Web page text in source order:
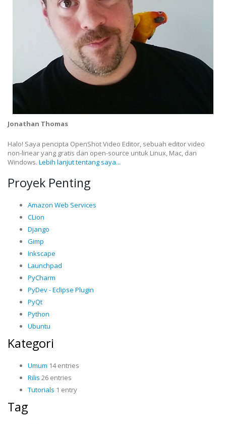
Jonathan Thomas
Halo! Saya pencipta OpenShot Video Editor, sebuah editor video
non-linear yang gratis dan open-source untuk Linux, Mac, dan
Windows. Lebih lanjut tentang saya...
Proyek Penting
Amazon Web Services
CLion
Django
Gimp
Inkscape
Launchpad
PyCharm
PyDev - Eclipse Plugin
PyQt
Python
Ubuntu
Kategori
Umum 14 entries
Rilis 26 entries
Tutorials 1 entry
Tag